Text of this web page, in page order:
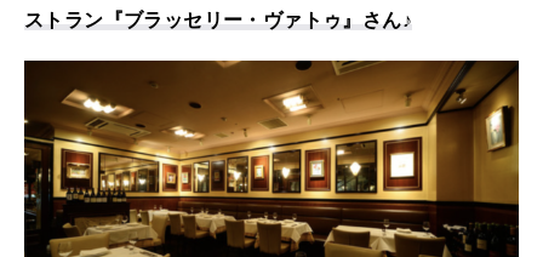
ストラン『ブラッセリー・ヴァトゥ』さん♪